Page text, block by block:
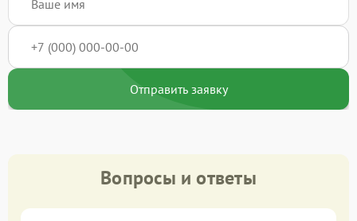
Отправить заявку
Вопросы и ответы